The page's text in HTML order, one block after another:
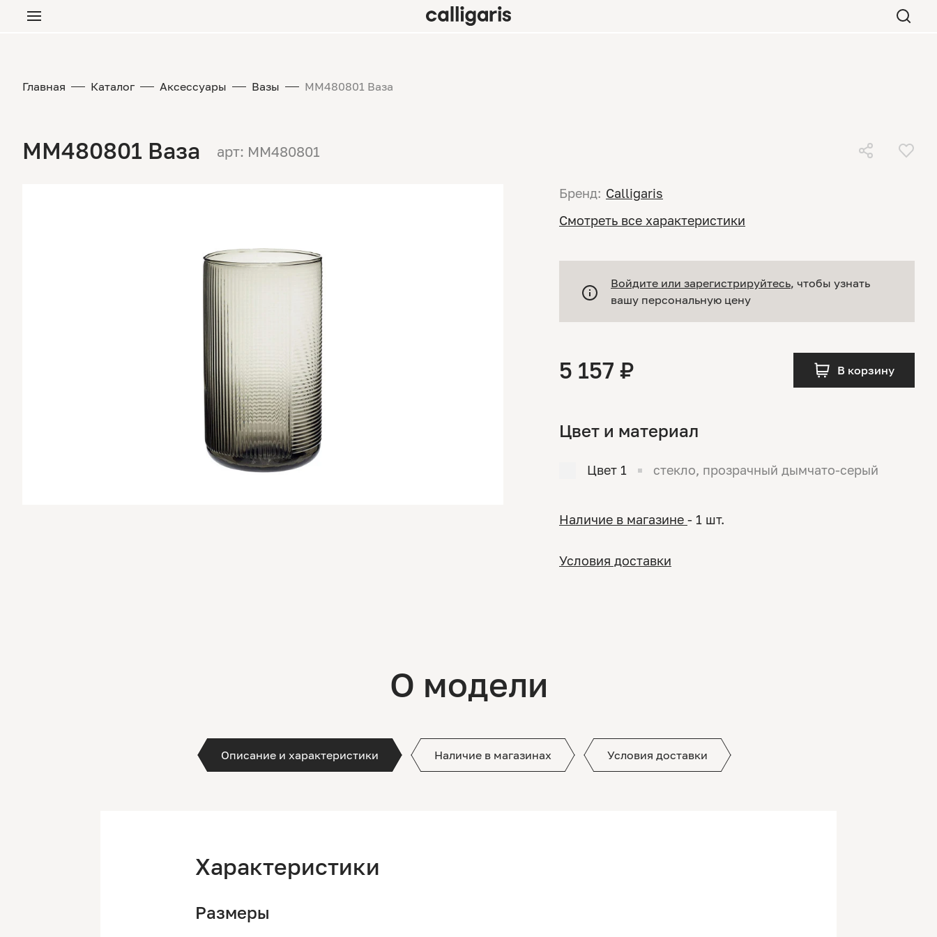
Главная Каталог Аксессуары Вазы MM480801 Ваза
MM480801 Ваза арт: MM480801
Бренд: Calligaris
Смотреть все характеристики
Войдите или зарегистрируйтесь, чтобы узнать
вашу персональную цену
5 157 ₽ В корзину
Цвет и материал
Цвет 1 стекло, прозрачный дымчато-серый
Наличие в магазине - 1 шт.
Условия доставки
О модели
Описание и характеристики Наличие в магазинах Условия доставки
Характеристики
Размеры